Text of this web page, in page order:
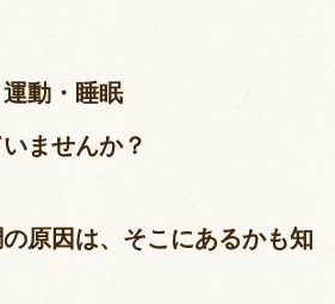
動・睡眠
ませんか？
原因は、そこにあるかも知